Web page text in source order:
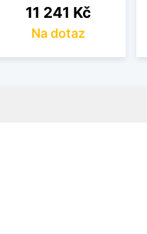
Cena
11 241 Kč
Na dotaz